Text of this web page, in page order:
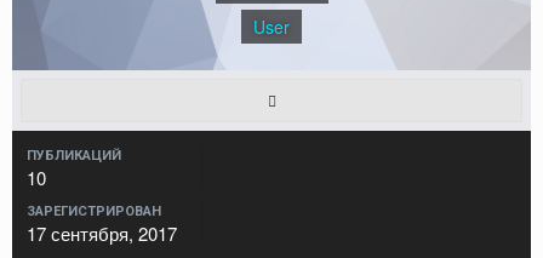
User
ПУБЛИКАЦИЙ
10
ЗАРЕГИСТРИРОВАН
17 сентября, 2017